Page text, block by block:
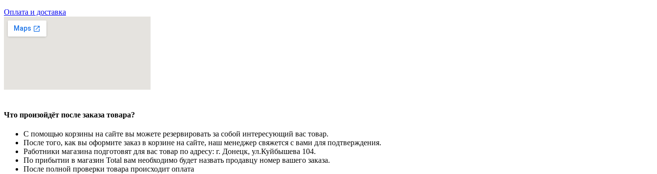
Оплата и доставка
Что произойдёт после заказа товара?
С помощью корзины на сайте вы можете резервировать за собой интересующий вас товар.
После того, как вы оформите заказ в корзине на сайте, наш менеджер свяжется с вами для подтверждения.
Работники магазина подготовят для вас товар по адресу: г. Донецк, ул.Куйбышева 104.
По прибытии в магазин Total вам необходимо будет назвать продавцу номер вашего заказа.
После полной проверки товара происходит оплата